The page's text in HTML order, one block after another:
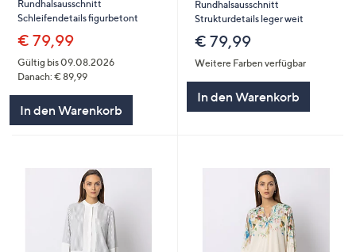
Rundhalsausschnitt
Schleifendetails figurbetont
€ 79,99
Gültig bis 09.08.2026
Danach: € 89,99
In den Warenkorb
Rundhalsausschnitt
Strukturdetails leger weit
€ 79,99
Weitere Farben verfügbar
In den Warenkorb